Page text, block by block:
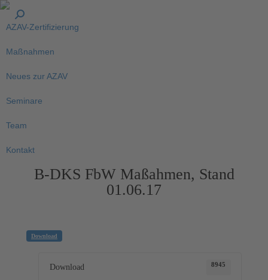
AZAV-Zertifizierung
Maßnahmen
Neues zur AZAV
Seminare
Team
Kontakt
B-DKS FbW Maßahmen, Stand
01.06.17
Download
Download 8945